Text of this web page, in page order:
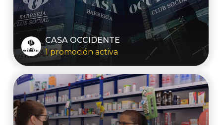
CASA OCCIDENTE
1 promoción activa